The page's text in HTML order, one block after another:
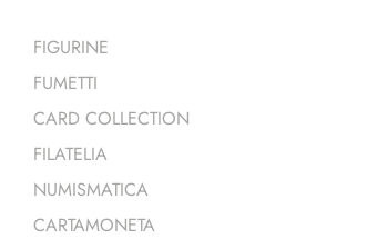
FIGURINE
FUMETTI
CARD COLLECTION
FILATELIA
NUMISMATICA
CARTAMONETA